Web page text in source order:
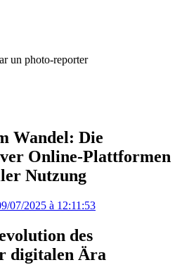
un photo-reporter
Wandel: Die
Online-Plattformen
Nutzung
07/2025 à 12:11:53
des
digitalen Ära